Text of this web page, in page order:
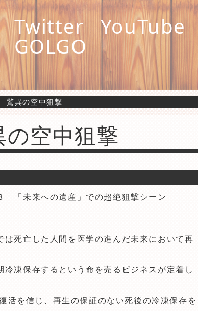
Twitter YouTube
GOLGO
驚異の空中狙撃
空中狙撃
「未来への遺産」での超絶狙撃シーン
は死亡した人間を医学の進んだ未来において再
冷凍保存するという命を売るビジネスが定着し
活を信じ、再生の保証のない死後の冷凍保存を